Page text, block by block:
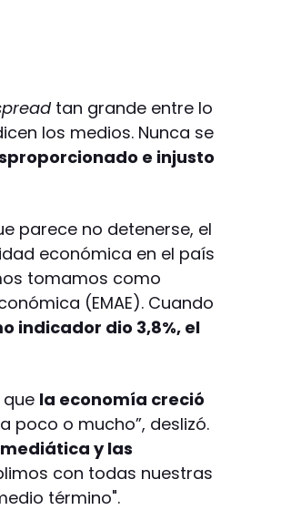
tan grande entre lo
los medios. Nunca se
e injusto
parece no detenerse, el
económica en el país
tomamos como
(EMAE). Cuando
indicador dio 3,8%, el
la economía creció
poco o mucho”, deslizó.
y las
con todas nuestras
término".